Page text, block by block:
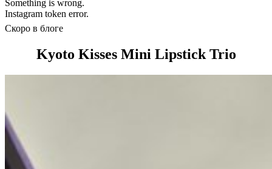
Something is wrong.
Instagram token error.
Скоро в блоге
Kyoto Kisses Mini Lipstick Trio